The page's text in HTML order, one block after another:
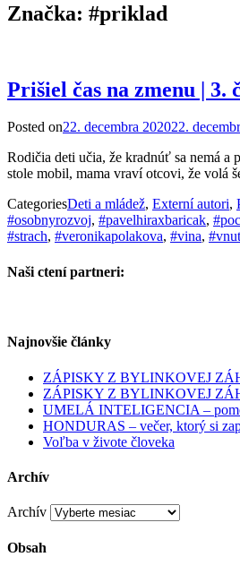
Značka: #priklad
Prišiel čas na zmenu |
Posted on22. decembra 202022.
Rodičia deti učia, že kradnúť sa nemá a
stole mobil, mama vraví otcovi, že volá
CategoriesDeti a mládež, Externí autori,
#osobnyrozvoj, #pavelhiraxbaricak,
#strach, #veronikapolakova, #vina,
Naši ctení partneri:
Najnovšie články
ZÁPISKY Z BYLINKOVEJ
ZÁPISKY Z BYLINKOVEJ
UMELÁ INTELIGENCIA –
HONDURAS – večer, ktorý si
Voľba v živote človeka
Archív
Archív
Obsah